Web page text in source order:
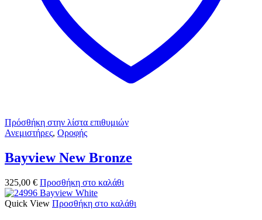
Πρόσθήκη στην λίστα επιθυμιών
Ανεμιστήρες, Οροφής
Bayview New Bronze
325,00 € Προσθήκη στο καλάθι
Quick View Προσθήκη στο καλάθι